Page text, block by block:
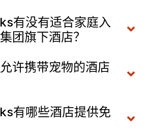
有没有适合家庭入
团旗下酒店？
许携带宠物的酒店
有哪些酒店提供免